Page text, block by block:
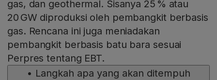
gas, dan geothermal. Sisanya 25 % atau
20 GW diproduksi oleh pembangkit berbasis
gas. Rencana ini juga meniadakan
pembangkit berbasis batu bara sesuai
Perpres tentang EBT.
• Langkah apa yang akan ditempuh